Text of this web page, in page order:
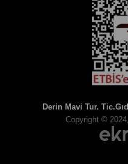
Derin Mavi Tur.
Copyright ©